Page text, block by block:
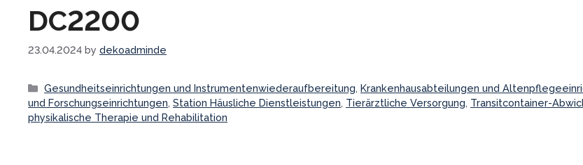
DC2200
23.04.2024 by dekoadminde
Categories
Gesundheitseinrichtungen und Instrumentenwiederaufbereitung,Krankenhausabteilungen und
und Forschungseinrichtungen, Station Häusliche Dienstleistungen, Tierärztliche Versorgung, Transitcontainer-
physikalische Therapie und Rehabilitation